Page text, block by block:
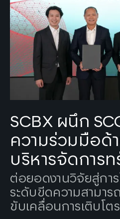
Tags: SCBX
SCBX ผนึก
ความร่วมมือด้
บริหารจัดการ
ปัญญา
ต่อยอดงานวิจัยสู่การ
ระดับขีดความสามาร
ขับเคลื่อนการเติบโตร